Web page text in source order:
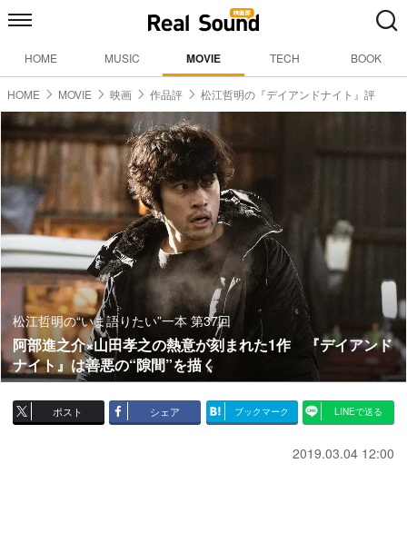
HOME MUSIC MOVIE TECH BOOK
HOME MOVIE 映画 作品評 松江哲明の『デイアンドナイト』評
松江哲明の“いま語りたい”一本 第37回
阿部進之介×山田孝之の熱意が刻まれた1作 『デイアンド
ナイト』は善悪の“隙間”を描く
ポスト シェア ブックマーク LINEで送る
2019.03.04 12:00